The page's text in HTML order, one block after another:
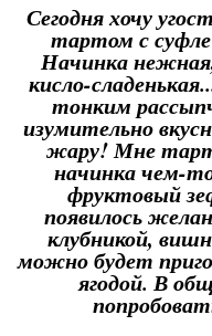
Сегодня хочу
тартом с
Начинка
кисло-
тонким
изумительно
жару! Мне
начинка чем-
фруктовый
появилось
клубникой,
можно будет
ягодой. В